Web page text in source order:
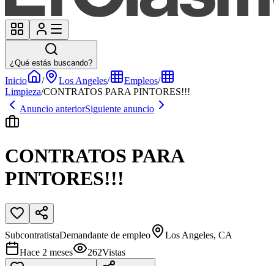
¿Qué estás buscando?
Inicio / Los Angeles/ Empleos/
Limpieza/CONTRATOS PARA PINTORES!!!
Anuncio anteriorSiguiente anuncio
CONTRATOS PARA
PINTORES!!!
SubcontratistaDemandante de empleo
Los Angeles, CA
Hace 2 meses
262Vistas